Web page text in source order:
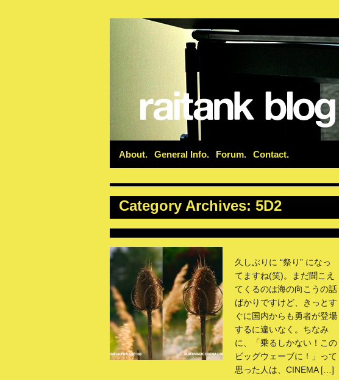
About General Info Forum Contact
Category Archives: 5D2
久しぶりに “祭り” になっ
てますね(笑)。まだ聞こえ
てくるのは海の向こうの話
ばかりですけど、きっとす
ぐに国内からも勇者が登場
するに違いなく。ちなみ
に、「乗るしかない！この
ビッグウェーブに！」って
思った人は、CINEMA […]